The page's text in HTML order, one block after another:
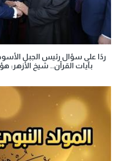
ردًا على سؤال رئيس الجبل
بآيات القرآن.. شيخ الأزهر: